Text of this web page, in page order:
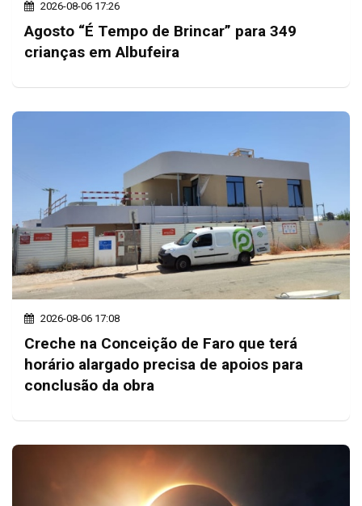
2026-08-06 17:26
Agosto “É Tempo de Brincar” para 349
crianças em Albufeira
2026-08-06 17:08
Creche na Conceição de Faro que terá
horário alargado precisa de apoios para
conclusão da obra